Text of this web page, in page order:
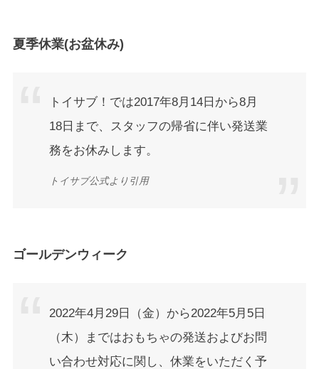
夏季休業(お盆休み)
トイサブ！では2017年8月14日から8月
18日まで、スタッフの帰省に伴い発送業
務をお休みします。
トイサブ公式より引用
ゴールデンウィーク
2022年4月29日（金）から2022年5月5日
（木）まではおもちゃの発送およびお問
い合わせ対応に関し、休業をいただく予